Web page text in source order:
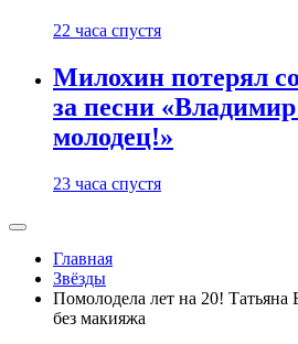
22 часа спустя
Милохин потерял
за песни
молодец!»
23 часа спустя
Главная
Звёзды
Помолодела лет на 20! Татьяна
без макияжа